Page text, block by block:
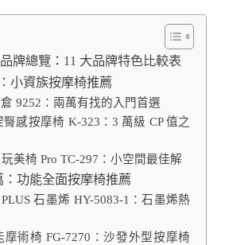
牌總覽：11 大品牌特色比較表
小資族按摩椅推薦
9252：兩萬有找的入門首選
感按摩椅 K-323：3 萬級 CP 值之
美椅 Pro TC-297：小空間最佳解
：功能全面按摩椅推薦
石墨烯 HY-5083-1：石墨烯熱
摩術椅 FG-7270：沙發外型按摩椅